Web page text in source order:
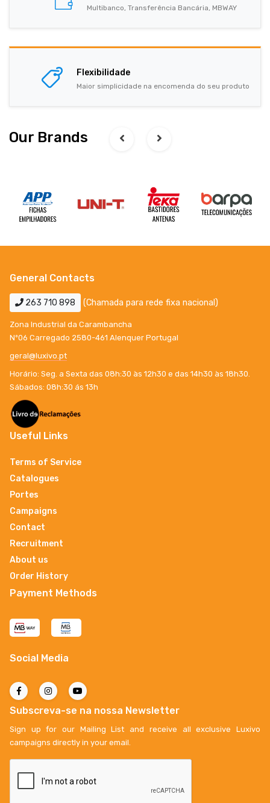
Multibanco, Transferência Bancária, MBWAY
Flexibilidade
Maior simplicidade na encomenda do seu produto
Our Brands
General Contacts
263 710 898 (Chamada para rede fixa nacional)
Zona Industrial da Carambancha
Nº06 Carregado 2580-461 Alenquer Portugal
geral@luxivo.pt
Horário: Seg. a Sexta das 08h:30 às 12h30 e das 14h30 às 18h30.
Sábados: 08h:30 ás 13h
Useful Links
Terms of Service
Catalogues
Portes
Campaigns
Contact
Recruitment
About us
Order History
Payment Methods
Social Media
Subscreva-se na nossa Newsletter
Sign up for our Mailing List and receive all exclusive Luxivo
campaigns directly in your email.